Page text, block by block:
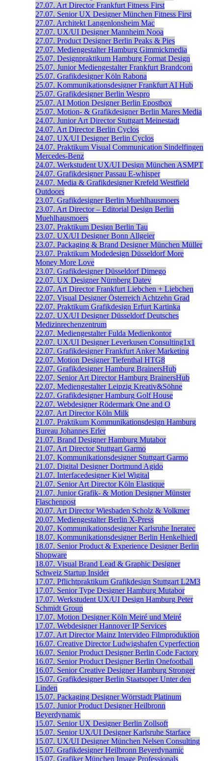
27.07. Art Director Frankfurt Fitness First
27.07. Senior UX Designer München Fitness First
27.07. Architekt Langenlonsheim Mac
27.07. UX/UI Designer Mannheim Nooa
27.07. Product Designer Berlin Peaks & Pies
27.07. Mediengestalter Hamburg Gimmickmedia
25.07. Designpraktikum Hamburg Format Design
25.07. Junior Mediengestalter Frankfurt Brandcom
25.07. Grafikdesigner Köln Rabona
25.07. Kommunikationsdesigner Frankfurt AI Hub
25.07. Grafikdesigner Berlin Wespro
25.07. AI Motion Designer Berlin Epostbox
25.07. Motion- & Grafikdesigner Berlin Mares Media
24.07. Junior Art Director Stuttgart Meinestadt
24.07. Art Director Berlin Cyclos
24.07. UX/UI Designer Berlin Cyclos
24.07. Praktikum Visual Communication Sindelfingen
Mercedes-Benz
24.07. Werkstudent UX/UI Design München ASMPT
24.07. Grafikdesigner Passau E-whisper
24.07. Media & Grafikdesigner Krefeld Westfield
Outdoors
23.07. Grafikdesigner Berlin Muehlhausmoers
23.07. Art Director – Editorial Design Berlin
Muehlhausmoers
23.07. Praktikum Design Berlin Tau
23.07. UX/UI Designer Bonn Allgeier
23.07. Packaging & Brand Designer München Müller
23.07. Praktikum Modedesign Düsseldorf More
Money More Love
23.07. Grafikdesigner Düsseldorf Dimego
22.07. UX Designer Nürnberg Datev
22.07. Art Director Frankfurt Liebchen + Liebchen
22.07. Visual Designer Österreich Achtzehn Grad
22.07. Praktikum Grafikdesign Erfurt Kartinka
22.07. UX/UI Designer Düsseldorf Deutsches
Medizinrechenzentrum
22.07. Mediengestalter Fulda Medienkontor
22.07. UX/UI Designer Leverkusen Consulting1x1
22.07. Grafikdesigner Frankfurt Anker Marketing
22.07. Motion Designer Tiefenthal HTG8
22.07. Grafikdesigner Hamburg BrainersHub
22.07. Senior Art Director Hamburg BrainersHub
22.07. Mediengestalter Leipzig Kreativ&Söhne
22.07. Grafikdesigner Hamburg Golf House
22.07. Webdesigner Rödermark One and O
22.07. Art Director Köln Milk
21.07. Praktikum Kommunikationsdesign Hamburg
Bureau Johannes Erler
21.07. Brand Designer Hamburg Mutabor
21.07. Art Director Stuttgart Garmo
21.07. Kommunikationsdesigner Stuttgart Garmo
21.07. Digital Designer Dortmund Agido
21.07. Interfacedesigner Kiel Wigital
21.07. Senior Art Director Köln Elastique
21.07. Junior Grafik- & Motion Designer Münster
Flaschenpost
20.07. Art Director Wiesbaden Scholz & Volkmer
20.07. Mediengestalter Berlin X-Press
20.07. Kommunikationsdesigner Karlsruhe Ineratec
18.07. Kommunikationsdesigner Berlin Henkelhiedl
18.07. Senior Product & Experience Designer Berlin
Shopware
18.07. Visual Brand Lead & Graphic Designer
Schweiz Startup Insider
17.07. Pflichtpraktikum Grafikdesign Stuttgart L2M3
17.07. Senior Type Designer Hamburg Mutabor
17.07. Werkstudent UX/UI Design Hamburg Peter
Schmidt Group
17.07. Motion Designer Köln Meiré und Meiré
17.07. Webdesigner Hannover IP Services
17.07. Art Director Mainz Intervideo Filmproduktion
16.07. Creative Director Ludwigshafen Cyperfection
16.07. Senior Product Designer Berlin Code Factory
16.07. Senior Product Designer Berlin Onefootball
16.07. Senior Creative Designer Hamburg Stronger
15.07. Grafikdesigner Berlin Staatsoper Unter den
Linden
15.07. Packaging Designer Wörrstadt Platinum
15.07. Junior Product Designer Heilbronn
Beyerdynamic
15.07. Senior UX Designer Berlin Zollsoft
15.07. Senior UX/UI Designer Karlsruhe Starface
15.07. UX/UI Designer München Nelsen Consulting
15.07. Grafikdesigner Heilbronn Beyerdynamic
15.07. Grafiker München Image Professionals